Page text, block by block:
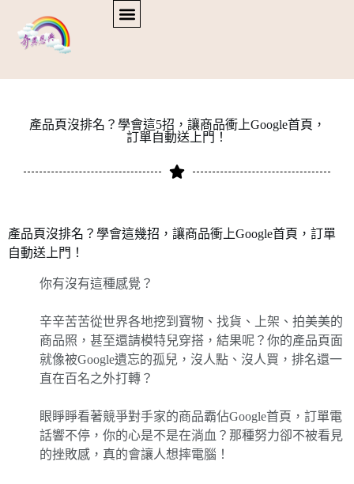
產品頁沒排名？學會這5招，讓商品衝上Google首頁，
訂單自動送上門！
產品頁沒排名？學會這幾招，讓商品衝上Google首頁，訂單
自動送上門！
你有沒有這種感覺？
辛辛苦苦從世界各地挖到寶物、找貨、上架、拍美美的
商品照，甚至還請模特兒穿搭，結果呢？你的產品頁面
就像被Google遺忘的孤兒，沒人點、沒人買，排名還一
直在百名之外打轉？
眼睜睜看著競爭對手家的商品霸佔Google首頁，訂單電
話響不停，你的心是不是在淌血？那種努力卻不被看見
的挫敗感，真的會讓人想摔電腦！